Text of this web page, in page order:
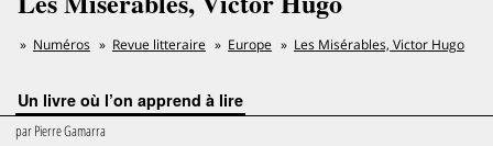
Numéros Revue litteraire Europe Les Misérables, Victor Hugo
Un livre où l’on apprend à lire
parPierre Gamarra